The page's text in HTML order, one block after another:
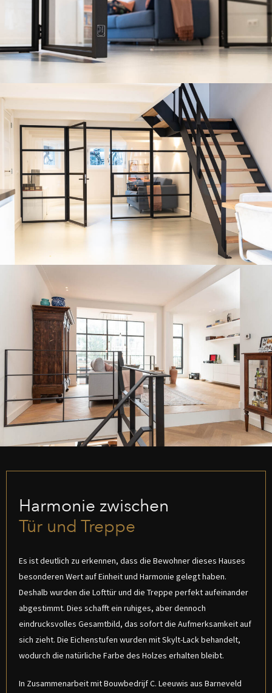
Harmonie zwischen
Tür und Treppe
Es ist deutlich zu erkennen, dass die Bewohner dieses Hauses
besonderen Wert auf Einheit und Harmonie gelegt haben.
Deshalb wurden die Lofttür und die Treppe perfekt aufeinander
abgestimmt. Dies schafft ein ruhiges, aber dennoch
eindrucksvolles Gesamtbild, das sofort die Aufmerksamkeit auf
sich zieht. Die Eichenstufen wurden mit Skylt-Lack behandelt,
wodurch die natürliche Farbe des Holzes erhalten bleibt.
In Zusammenarbeit mit Bouwbedrijf C. Leeuwis aus Barneveld